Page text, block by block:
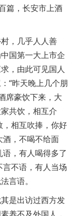
篇，长安市上酒
，几乎人人善
国第一大上市企
，由此可见国人
“昨天晚上几个朋
席豪饮下来，大
共饮，相互介
相互吹捧，你好
，不喝不给面
，有人喝得多了
不语，有人当场
言语。
是出访过西方发